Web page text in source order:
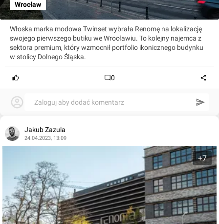
Wrocław
Włoska marka modowa Twinset wybrała Renomę na lokalizację
swojego pierwszego butiku we Wrocławiu. To kolejny najemca z
sektora premium, który wzmocnił portfolio ikonicznego budynku
w stolicy Dolnego Śląska.
0
Zaloguj aby dodać komentarz
Jakub Zazula
24.04.2023, 13:09
+7